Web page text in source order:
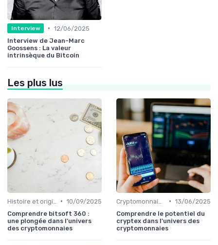
Interview • 12/06/2025
Interview de Jean-Marc
Goossens : La valeur
intrinsèque du Bitcoin
Les plus lus
• 10/09/2025
Comprendre bitsoft 360 :
une plongée dans l'univers
des cryptomonnaies
• 13/06/2025
Comprendre le potentiel du
cryptex dans l'univers des
cryptomonnaies